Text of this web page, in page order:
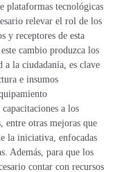
plataformas tecnológicas
relevar el rol de los
y receptores de esta
cambio produzca los
a la ciudadanía, es clave
e insumos
a los
entre otras mejoras que
la iniciativa, enfocadas
Además, para que los
contar con recursos